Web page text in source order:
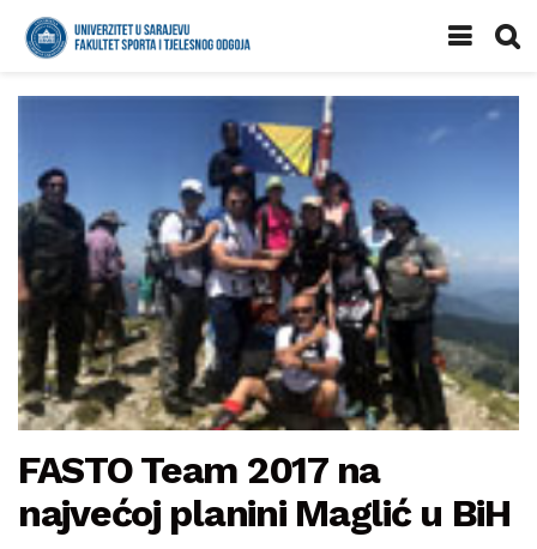
FASTO Team 2017 na
najvećoj planini Maglić u BiH